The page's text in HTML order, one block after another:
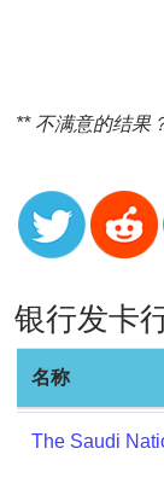
Card
Credit
Card
Generator
Credit
Card
Generator
Generate
Credit
** 不满意的结果
银行发卡
名称
The Saudi